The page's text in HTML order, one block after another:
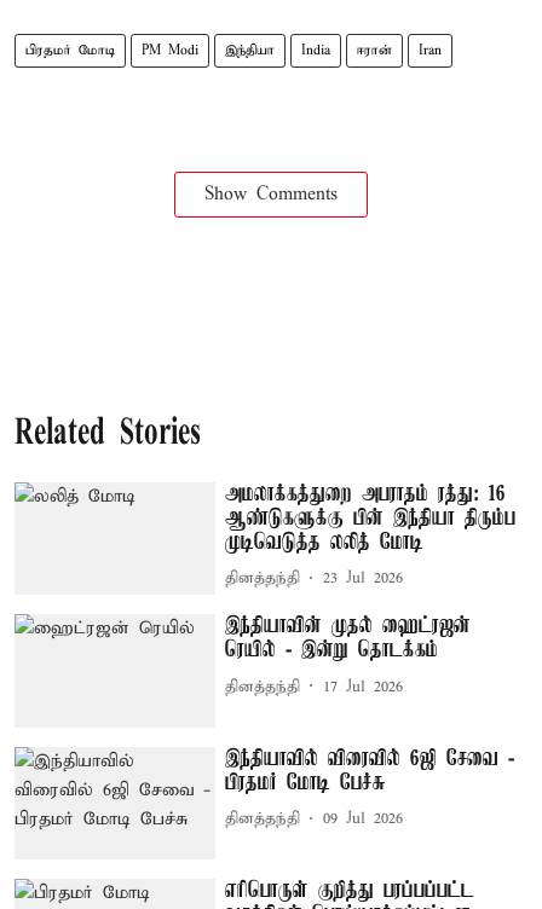
பிரதமர் மோடி PM Modi இந்தியா India ஈரான் Iran
Show Comments
Related Stories
அமலாக்கத்துறை அபராதம் ரத்து: 16
ஆண்டுகளுக்கு பின் இந்தியா திரும்ப
முடிவெடுத்த லலித் மோடி
தினத்தந்தி 23 Jul 2026
இந்தியாவின் முதல் ஹைட்ரஜன்
ரெயில் - இன்று தொடக்கம்
தினத்தந்தி 17 Jul 2026
இந்தியாவில் விரைவில் 6ஜி சேவை -
பிரதமர் மோடி பேச்சு
தினத்தந்தி 09 Jul 2026
எரிபொருள் குறித்து பரப்பப்பட்ட